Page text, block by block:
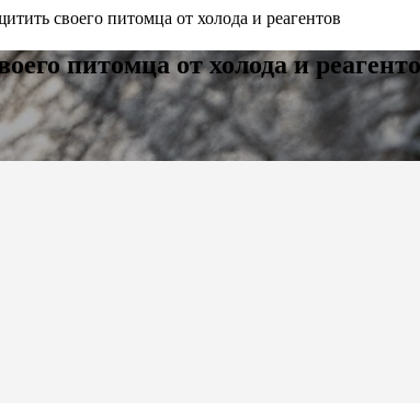
своего питомца от холода и реагентов
питомца от холода и